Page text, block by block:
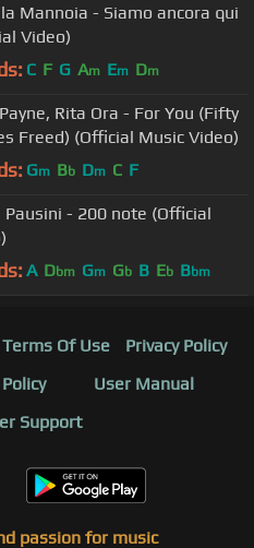
Mannoia - Siamo ancora qui
Video)
C F G Am Em Dm
Rita Ora - For You (Fifty
Freed) (Official Music Video)
Gm Bb Dm C F
Pausini - 200 note (Official
A Dbm Gm Gb B Eb Bbm
Terms Of Use
Privacy Policy
User Manual
Support
passion for music